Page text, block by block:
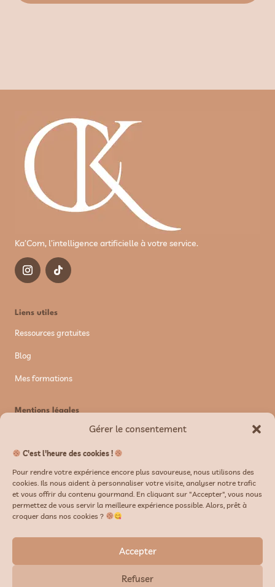
Gérer le consentement
C'est l'heure des cookies !
Pour rendre votre expérience encore plus savoureuse, nous utilisons des
cookies. Ils nous aident à personnaliser votre visite, analyser notre trafic
et vous offrir du contenu gourmand. En cliquant sur "Accepter", vous nous
permettez de vous servir la meilleure expérience possible. Alors, prêt à
croquer dans nos cookies ?
Accepter
Refuser
Ka’Com, l’intelligence artificielle à votre service.
Liens utiles
Ressources gratuites
Blog
Mes formations
Mentions légales
Politique de confidentialité
CGV/CGU
Newsletter